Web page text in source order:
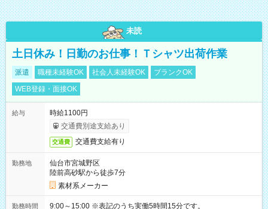
未読
土日休み！日勤のお仕事！Ｔシャツ出荷作業
派遣 職種未経験OK 社会人未経験OK
ブランクOK
WEB登録・面接OK
給与
時給1100円
交通費別途支給あり
交通費 交通費支給有り
勤務地
仙台市宮城野区
陸前高砂駅から徒歩7分
素材系メーカー
勤務時間 9:00～15:00 ※表記のうち実働5時間15分です。